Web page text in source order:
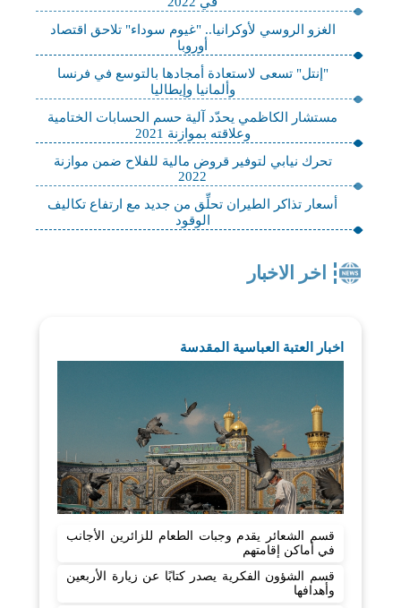
الغزو الروسي لأوكرانيا.. "غيوم سوداء" تلاحق اقتصاد
أوروبا
"إنتل" تسعى لاستعادة أمجادها بالتوسع في فرنسا
وألمانيا وإيطاليا
مستشار الكاظمي يحدّد آلية حسم الحسابات الختامية
وعلاقته بموازنة 2021
تحرك نيابي لتوفير قروض مالية للفلاح ضمن موازنة
2022
أسعار تذاكر الطيران تحلِّق من جديد مع ارتفاع تكاليف
الوقود
اخر الاخبار
اخبار العتبة العباسية المقدسة
قسم الشعائر يقدم وجبات الطعام للزائرين الأجانب
في أماكن إقامتهم
قسم الشؤون الفكرية يصدر كتابًا عن زيارة الأربعين
وأهدافها